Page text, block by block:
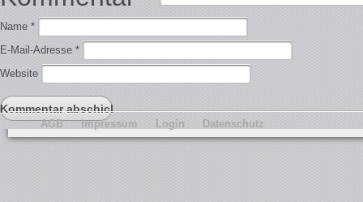
Name *
E-Mail-Adresse *
Website
AGB Impressum Login Datenschutz